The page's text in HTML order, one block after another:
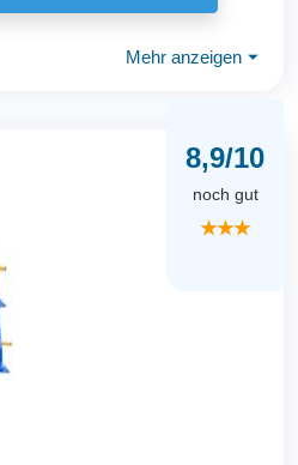
Mehr anzeigen ⏷
8,9/10
noch gut
★★★